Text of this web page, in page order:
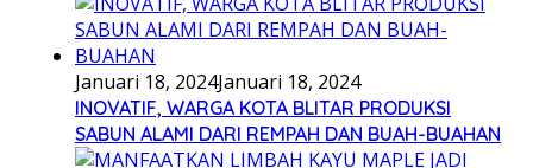
Januari 18, 2024Januari 18, 2024
INOVATIF, WARGA KOTA BLITAR PRODUKSI
SABUN ALAMI DARI REMPAH DAN BUAH-BUAHAN